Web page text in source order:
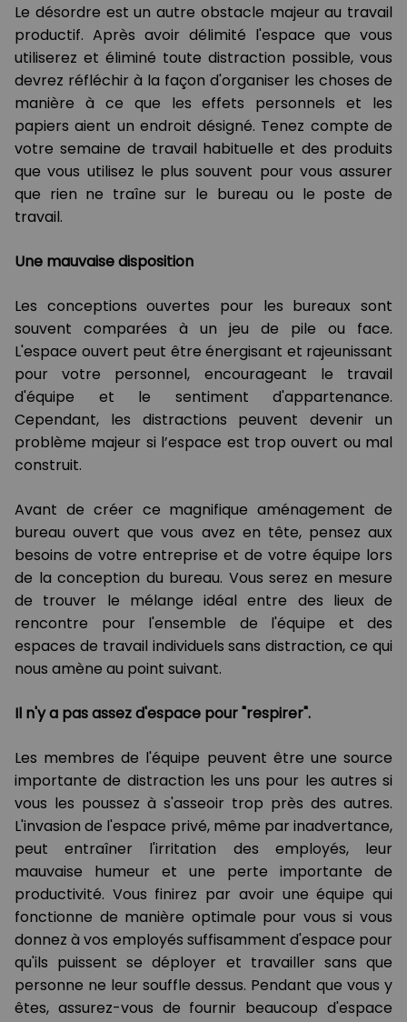
Le désordre est un autre obstacle majeur au travail
productif. Après avoir délimité l'espace que vous
utiliserez et éliminé toute distraction possible, vous
devrez réfléchir à la façon d'organiser les choses de
manière à ce que les effets personnels et les
papiers aient un endroit désigné. Tenez compte de
votre semaine de travail habituelle et des produits
que vous utilisez le plus souvent pour vous assurer
que rien ne traîne sur le bureau ou le poste de
travail.
Une mauvaise disposition
Les conceptions ouvertes pour les bureaux sont
souvent comparées à un jeu de pile ou face.
L'espace ouvert peut être énergisant et rajeunissant
pour votre personnel, encourageant le travail
d'équipe et le sentiment d'appartenance.
Cependant, les distractions peuvent devenir un
problème majeur si l’espace est trop ouvert ou mal
construit.
Avant de créer ce magnifique aménagement de
bureau ouvert que vous avez en tête, pensez aux
besoins de votre entreprise et de votre équipe lors
de la conception du bureau. Vous serez en mesure
de trouver le mélange idéal entre des lieux de
rencontre pour l'ensemble de l'équipe et des
espaces de travail individuels sans distraction, ce qui
nous amène au point suivant.
Il n'y a pas assez d'espace pour "respirer".
Les membres de l'équipe peuvent être une source
importante de distraction les uns pour les autres si
vous les poussez à s'asseoir trop près des autres.
L'invasion de l'espace privé, même par inadvertance,
peut entraîner l'irritation des employés, leur
mauvaise humeur et une perte importante de
productivité. Vous finirez par avoir une équipe qui
fonctionne de manière optimale pour vous si vous
donnez à vos employés suffisamment d'espace pour
qu'ils puissent se déployer et travailler sans que
personne ne leur souffle dessus. Pendant que vous y
êtes, assurez-vous de fournir beaucoup d'espace